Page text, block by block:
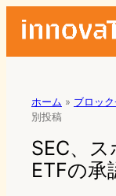
ホーム » ブロッ
別投稿
SEC、
ETFの承